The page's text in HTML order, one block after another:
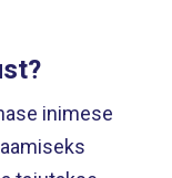
inimese